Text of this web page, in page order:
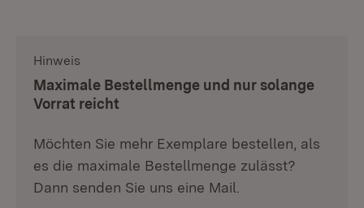
Hinweis
Maximale Bestellmenge und nur solange
Vorrat reicht
Möchten Sie mehr Exemplare bestellen, als
es die maximale Bestellmenge zulässt?
Dann senden Sie uns eine Mail.